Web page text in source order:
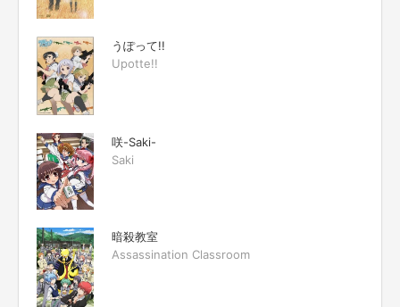
うぽって!!
Upotte!!
咲-Saki-
Saki
暗殺教室
Assassination Classroom